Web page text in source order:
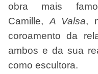
obra mais
Camille, A Valsa,
coroamento da
ambos e da sua
como escultora.